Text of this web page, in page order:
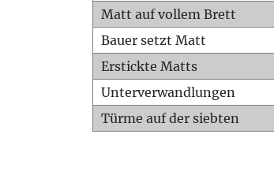
Matt auf vollem Brett
Bauer setzt Matt
Erstickte Matts
Unterverwandlungen
Türme auf der siebten